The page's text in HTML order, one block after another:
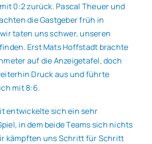
0:2 zurück. Pascal Theuer und
die Gastgeber früh in
taten uns schwer, unseren
Erst Mats Hoffstadt brachte
auf die Anzeigetafel, doch
Druck aus und führte
mit 8:6.
entwickelte sich ein sehr
in dem beide Teams sich nichts
kämpften uns Schritt für Schritt